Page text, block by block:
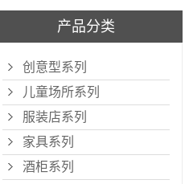
产品分类
创意型系列
儿童场所系列
服装店系列
家具系列
酒柜系列